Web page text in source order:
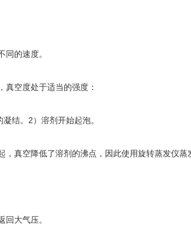
的速度。
空度处于适当的强度：
结。2）溶剂开始起泡。
空降低了溶剂的沸点，因此使用旋转蒸发仪蒸
大气压。